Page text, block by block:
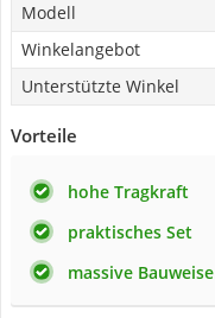
Modell
Winkelangebot
Unterstützte Winkel
Vorteile
hohe Tragkraft
praktisches Set
massive Bauweise